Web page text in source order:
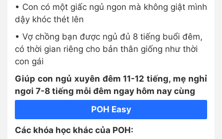
• Con có một giấc ngủ ngon mà không giật mình
dậy khóc thét lên
• Vợ chồng bạn được ngủ đủ 8 tiếng buổi đêm,
có thời gian riêng cho bản thân giống như thời
con gái
Giúp con ngủ xuyên đêm 11-12 tiếng, mẹ nghỉ
ngơi 7-8 tiếng mỗi đêm ngay hôm nay cùng
POH Easy
Các khóa học khác của POH: